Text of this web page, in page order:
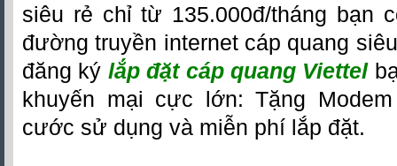
siêu rẻ chỉ từ 135.000đ/tháng bạn
đường truyền internet cáp quang
đăng ký lắp đặt cáp quang Viettel
khuyến mại cực lớn: Tặng
cước sử dụng và miễn phí lắp đặt.